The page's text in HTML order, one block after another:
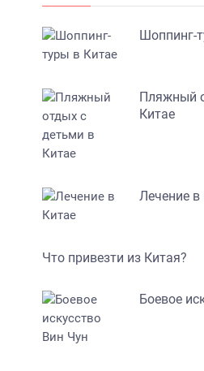
Шоппинг-
Пляжный
Китае
Лечение в
Что привезти из Китая?
Боевое